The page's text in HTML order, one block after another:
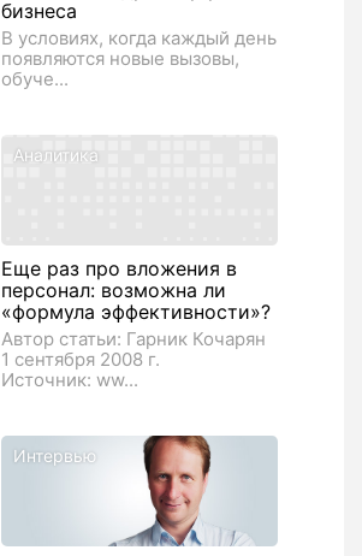
бизнеса
В условиях, когда каждый день
появляются новые вызовы,
обуче...
Аналитика
Еще раз про вложения в
персонал: возможна ли
«формула эффективности»?
Автор статьи: Гарник Кочарян
1 сентября 2008 г.
Источник: ww...
Интервью